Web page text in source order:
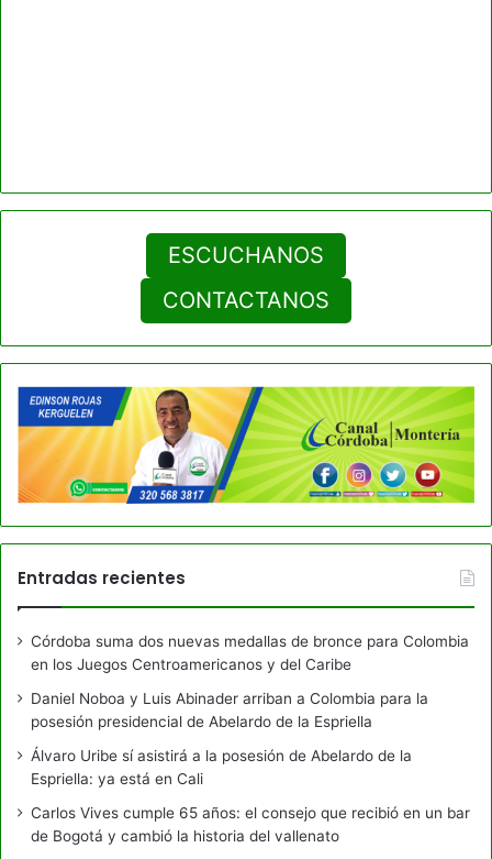
ESCUCHANOS
CONTACTANOS
Entradas recientes
Córdoba suma dos nuevas medallas de bronce para Colombia
en los Juegos Centroamericanos y del Caribe
Daniel Noboa y Luis Abinader arriban a Colombia para la
posesión presidencial de Abelardo de la Espriella
Álvaro Uribe sí asistirá a la posesión de Abelardo de la
Espriella: ya está en Cali
Carlos Vives cumple 65 años: el consejo que recibió en un bar
de Bogotá y cambió la historia del vallenato